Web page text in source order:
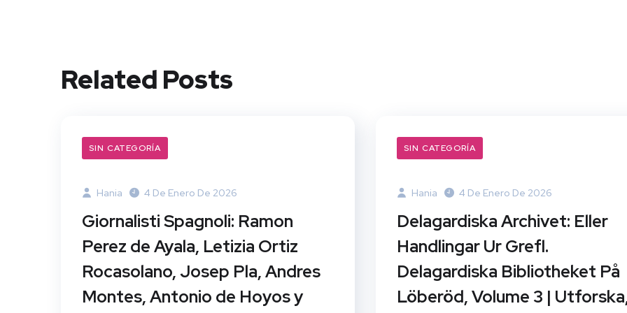
Related Posts
SIN CATEGORÍA
Hania 4 De Enero De 2026
Giornalisti Spagnoli: Ramon
Perez de Ayala, Letizia Ortiz
Rocasolano, Josep Pla, Andres
Montes, Antonio de Hoyos y
SIN CATEGORÍA
Hania 4 De Enero De 2026
Delagardiska Archivet: Eller
Handlingar Ur Grefl.
Delagardiska Bibliotheket På
Löberöd, Volume 3 |